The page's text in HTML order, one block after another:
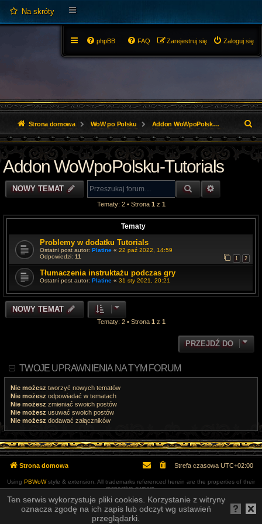
Na skróty
Zaloguj się
Zarejestruj się
FAQ
phpBB
Strona domowa WoW po Polsku Addon WoWpoPolsku-Tutorials
z
u
j
Addon WoWpoPolsku-Tutorials
NOWY TEMAT SZUKAJ
Tematy: 2 • Strona 1 z 1
Tematy
Problemy w dodatku Tutorials
Ostatni post autor: Platine « 22 paź 2022, 14:59
Odpowiedzi: 11 1 2
Tłumaczenia instruktażu podczas gry
Ostatni post autor: Platine « 31 sty 2021, 20:21
NOWY TEMAT
Tematy: 2 • Strona 1 z 1
PRZEJDŹ DO
TWOJE UPRAWNIENIA NA TYM FORUM
Nie możesz tworzyć nowych tematów
Nie możesz odpowiadać w tematach
Nie możesz zmieniać swoich postów
Nie możesz usuwać swoich postów
Nie możesz dodawać załączników
Strona domowa Strefa czasowa UTC+02:00
Using PBWoWstyle & extension. All trademarks referenced herein are the properties of their
respective owners.
Technologię dostarczaphpBB
® Forum Software © phpBB Limited
Polski pakiet językowy dostarcza phpBB.pl
Zasady ochrony danych osobowych
Ten serwis wykorzystuje pliki cookies. Korzystanie z witryny
oznacza zgodę na ich zapis lub odczyt wg ustawień
przeglądarki.